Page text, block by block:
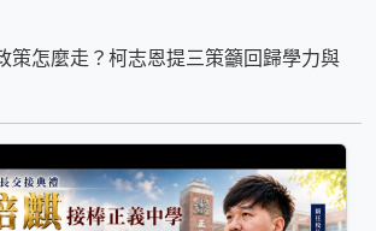
策怎麼走？柯志恩提三策籲回歸學力與